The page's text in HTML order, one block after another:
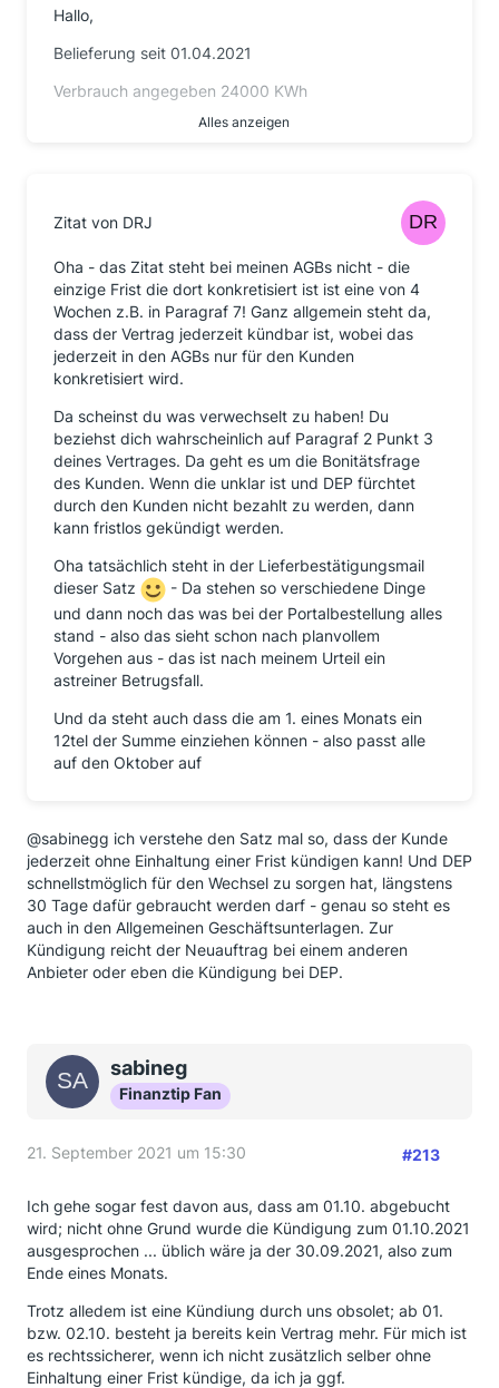
Meldungen an die Verbraucherzentalen und ähnlichen
Einrichtungen sind natürlich ok. Bis jedoch hier die
Mühlen mahlen, werden Monate vergehen und
geholfen wird den aktuellen Verbrauchern dadurch
Branche untersagen, falls überhaupt möglich.
Sabine
Hallo,
Belieferung seit 01.04.2021
Verbrauch angegeben 24000 KWh
Grundpreis 77 € / Monat
Mein Rechtsverständnis ist jedoch ein anderes als bei
manch einem hier; nicht falsch verstehen, ich ärgere
mich auch. Aber über meine eigene Sorglosigkeit bei
Vertragsschluss.
Zum einen sind die Portale (Check24, Verifox u.ä.)
eben nur Vermittlungsportale die keine Haftung
übernehmen. Dieses sollte einem schon bewusst sein,
ggf. mal die AGB`s lesen. Hier also eine Haftung
Zum anderen habe ich bei Wechsel des Anbieters im
Frühjahr natürlich auf den günstigsten Anbieter
geschaut. In meiner Lieferbestätigung steht z.B. "Ihr
Erdgasliefervertrag ist jederzeit ohne Einhaltung einer
Frist kündbar." Habe ich übersehen, weil nicht
habe das eben so hingenommen.
Ich meine, eine eigenständige Kündigung bei der DEP
ist überflüssig, zumal diese ja erst zum 31.10.2021 lt.
AGB`s durch den Kunden möglich wäre.
Abschläge ohne vorherige Mitteilung an den
Versorger zurück zu holen, halte ich für mutig. Ich
habe keine Rechtschutzversicherung und wäre auch
nicht sicher, dass diese eintritt. Sollte es wirklich in
Ich habe den Anbieter mit dem hier bereits zur
Verfügung gestellten Schreiben angeschrieben und
eine Abrechnung gefordert. Sollte diese nicht folgen,
werde ich anschließend den September-Abschlag
zurück holen und natürlich keinen Oktober-Abschlag
mehr leisten. Weiter werde ich mich aber nicht aus
kein Beweis für einen begangenen Betrug vorliegt,
wäre ich auch hier vorsichtig; kann ein Bumerang
werden.
Einrichtungen sind natürlich ok. Bis jedoch hier die
geholfen wird den aktuellen Verbrauchern dadurch
sicher nicht.
Einzig die Aufsichtsbehörden könnten die
und denen ggf. weitere Firmengründungen in dieser
Branche untersagen, falls überhaupt möglich.
Gruß,
Alles anzeigen
Zitat von DRJ
Oha - das Zitat steht bei meinen AGBs nicht - die
einzige Frist die dort konkretisiert ist ist eine von 4
Wochen z.B. in Paragraf 7! Ganz allgemein steht da,
dass der Vertrag jederzeit kündbar ist, wobei das
jederzeit in den AGBs nur für den Kunden
konkretisiert wird.
Da scheinst du was verwechselt zu haben! Du
beziehst dich wahrscheinlich auf Paragraf 2 Punkt 3
deines Vertrages. Da geht es um die Bonitätsfrage
des Kunden. Wenn die unklar ist und DEP fürchtet
durch den Kunden nicht bezahlt zu werden, dann
kann fristlos gekündigt werden.
Oha tatsächlich steht in der Lieferbestätigungsmail
dieser Satz
- Da stehen so verschiedene Dinge
und dann noch das was bei der Portalbestellung alles
stand - also das sieht schon nach planvollem
Vorgehen aus - das ist nach meinem Urteil ein
astreiner Betrugsfall.
Und da steht auch dass die am 1. eines Monats ein
12tel der Summe einziehen können - also passt alle
auf den Oktober auf
@sabinegg ich verstehe den Satz mal so, dass der Kunde
jederzeit ohne Einhaltung einer Frist kündigen kann! Und DEP
schnellstmöglich für den Wechsel zu sorgen hat, längstens
30 Tage dafür gebraucht werden darf - genau so steht es
auch in den Allgemeinen Geschäftsunterlagen. Zur
Kündigung reicht der Neuauftrag bei einem anderen
Anbieter oder eben die Kündigung bei DEP.
sabineg
Finanztip Fan
21. September 2021 um 15:30 #213
Ich gehe sogar fest davon aus, dass am 01.10. abgebucht
wird; nicht ohne Grund wurde die Kündigung zum 01.10.2021
ausgesprochen ... üblich wäre ja der 30.09.2021, also zum
Ende eines Monats.
Trotz alledem ist eine Kündiung durch uns obsolet; ab 01.
bzw. 02.10. besteht ja bereits kein Vertrag mehr. Für mich ist
es rechtssicherer, wenn ich nicht zusätzlich selber ohne
Einhaltung einer Frist kündige, da ich ja ggf.